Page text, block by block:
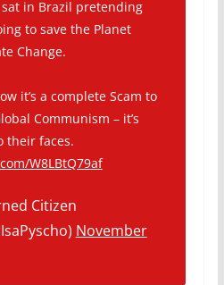
in Brazil pretending
to save the Planet
Change.
it’s a complete Scam to
Communism – it’s
their faces.
W8LBtQ79af
Citizen
November